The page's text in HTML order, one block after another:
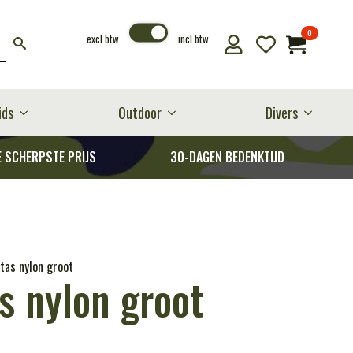
excl btw incl btw 0
Outdoor Divers
SCHERPSTE PRIJS 30-DAGEN BEDENKTIJD
nylon groot
nylon groot